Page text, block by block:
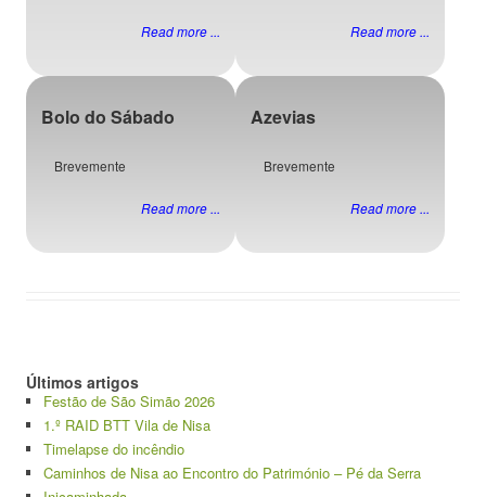
Read more ... Read more ...
Bolo do Sábado
Brevemente
Read more ...
Azevias
Brevemente
Read more ...
Últimos artigos
Festão de São Simão 2026
1.º RAID BTT Vila de Nisa
Timelapse do incêndio
Caminhos de Nisa ao Encontro do Património – Pé da Serra